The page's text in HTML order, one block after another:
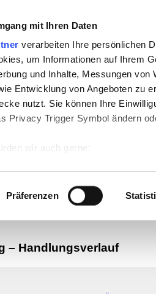
mit Ihren Daten
verarbeiten Ihre persönlichen
um Informationen auf Ihrem
und Inhalte, Messungen von
Entwicklung von Angeboten zu
nutzt. Sie können Ihre
Privacy Trigger Symbol ändern
wir auch gerne:
Scannen nach bestimmten
wie Ihre persönlichen Daten
Einzelheitenfest.
Inhalte und Anzeigen zu
Präferenzen
– Handlungsverlauf